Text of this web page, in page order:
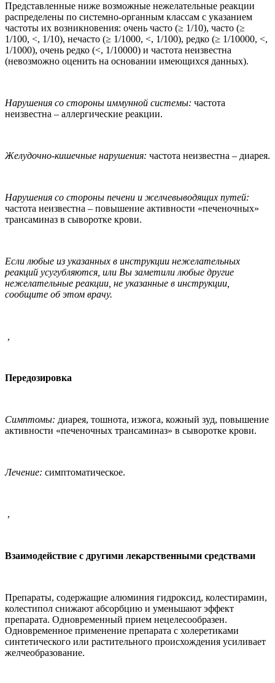
Представленные ниже возможные нежелательные реакции
распределены по системно-органным классам с указанием
частоты их возникновения: очень часто (≥ 1/10), часто (≥
1/100, <, 1/10), нечасто (≥ 1/1000, <, 1/100), редко (≥ 1/10000, <,
1/1000), очень редко (<, 1/10000) и частота неизвестна
(невозможно оценить на основании имеющихся данных).
Нарушения со стороны иммунной системы: частота
неизвестна – аллергические реакции.
Желудочно-кишечные нарушения: частота неизвестна – диарея.
Нарушения со стороны печени и желчевыводящих путей:
частота неизвестна – повышение активности «печеночных»
трансаминаз в сыворотке крови.
Если любые из указанных в инструкции нежелательных
реакций усугубляются, или Вы заметили любые другие
нежелательные реакции, не указанные в инструкции,
сообщите об этом врачу.
Передозировка
Симптомы: диарея, тошнота, изжога, кожный зуд, повышение
активности «печеночных трансаминаз» в сыворотке крови.
Лечение: симптоматическое.
,
Взаимодействие с другими лекарственными средствами
Препараты, содержащие алюминия гидроксид, колестирамин,
колестипол снижают абсорбцию и уменьшают эффект
препарата. Одновременный прием нецелесообразен.
Одновременное применение препарата с холеретиками
синтетического или растительного происхождения усиливает
желчеобразование.